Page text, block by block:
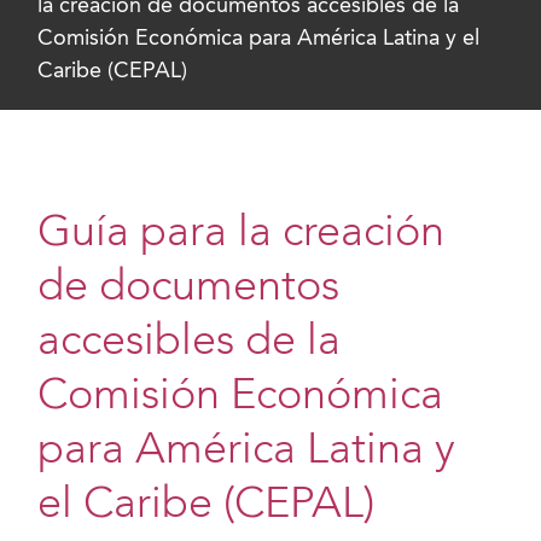
la creación de documentos accesibles de la
Comisión Económica para América Latina y el
Caribe (CEPAL)
Guía para la creación
de documentos
accesibles de la
Comisión Económica
para América Latina y
el Caribe (CEPAL)